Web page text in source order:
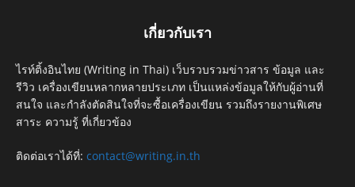
เกี่ยวกับเรา
ไรท์ติ้งอินไทย (Writing in Thai) เว็บรวบรวมข่าวสาร ข้อมูล และ
รีวิว เครื่องเขียนหลากหลายประเภท เป็นแหล่งข้อมูลให้กับผู้อ่านที่
สนใจ และกำลังตัดสินใจที่จะซื้อเครื่องเขียน รวมถึงรายงานพิเศษ
สาระ ความรู้ ที่เกี่ยวข้อง
ติดต่อเราได้ที่: contact@writing.in.th